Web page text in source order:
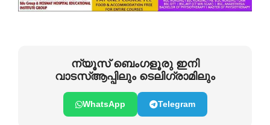
ന്യൂസ് ബെംഗളൂരു ഇനി
വാടസ്ആപ്പിലും ടെലിഗ്രാമിലും
WhatsApp Telegram